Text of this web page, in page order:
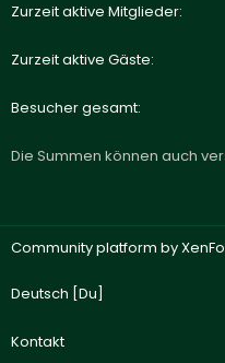
Zurzeit aktive Mitglieder
Zurzeit aktive Gäste
Besucher gesamt
Die Summen können auch
Community platform by
Deutsch [Du]
Kontakt